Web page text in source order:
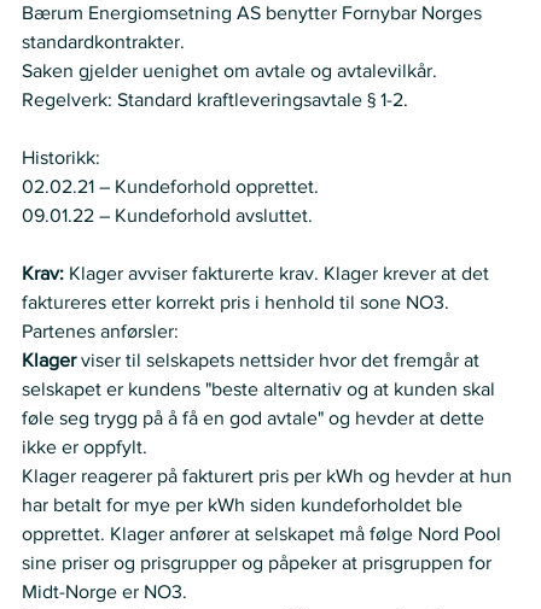
Bærum Energiomsetning AS benytter Fornybar Norges
standardkontrakter.
Saken gjelder uenighet om avtale og avtalevilkår.
Regelverk: Standard kraftleveringsavtale § 1-2.
Historikk:
02.02.21 – Kundeforhold opprettet.
09.01.22 – Kundeforhold avsluttet.
Krav: Klager avviser fakturerte krav. Klager krever at det
faktureres etter korrekt pris i henhold til sone NO3.
Partenes anførsler:
Klager viser til selskapets nettsider hvor det fremgår at
selskapet er kundens "beste alternativ og at kunden skal
føle seg trygg på å få en god avtale" og hevder at dette
ikke er oppfylt.
Klager reagerer på fakturert pris per kWh og hevder at hun
har betalt for mye per kWh siden kundeforholdet ble
opprettet. Klager anfører at selskapet må følge Nord Pool
sine priser og prisgrupper og påpeker at prisgruppen for
Midt-Norge er NO3.